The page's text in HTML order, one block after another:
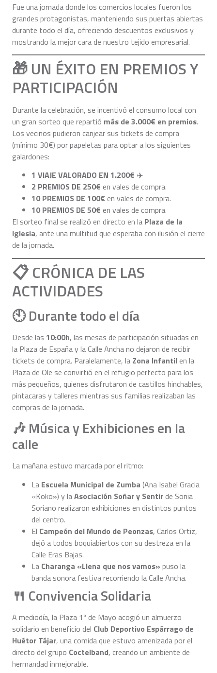
Fue una jornada donde los comercios locales fueron los
grandes protagonistas, manteniendo sus puertas abiertas
durante todo el día, ofreciendo descuentos exclusivos y
mostrando la mejor cara de nuestro tejido empresarial.
🎁 UN ÉXITO EN PREMIOS Y
PARTICIPACIÓN
Durante la celebración, se incentivó el consumo local con
un gran sorteo que repartió más de 3.000€ en premios.
Los vecinos pudieron canjear sus tickets de compra
(mínimo 30€) por papeletas para optar a los siguientes
galardones:
1 VIAJE VALORADO EN 1.200€ ✈️
2 PREMIOS DE 250€ en vales de compra.
10 PREMIOS DE 100€ en vales de compra.
10 PREMIOS DE 50€ en vales de compra.
El sorteo final se realizó en directo en la Plaza de la
Iglesia, ante una multitud que esperaba con ilusión el cierre
de la jornada.
📋 CRÓNICA DE LAS
ACTIVIDADES
🕙 Durante todo el día
Desde las 10:00h, las mesas de participación situadas en
la Plaza de España y la Calle Ancha no dejaron de recibir
tickets de compra. Paralelamente, la Zona Infantilen la
Plaza de Ole se convirtió en el refugio perfecto para los
más pequeños, quienes disfrutaron de castillos hinchables,
pintacaras y talleres mientras sus familias realizaban las
compras de la jornada.
🎶 Música y Exhibiciones en la
calle
La mañana estuvo marcada por el ritmo:
La Escuela Municipal de Zumba (Ana Isabel Gracia
«Koko») y laAsociación Soñar y Sentirde Sonia
Soriano realizaron exhibiciones en distintos puntos
del centro.
El Campeón del Mundo de Peonzas, Carlos Ortiz,
dejó a todos boquiabiertos con su destreza en la
Calle Eras Bajas.
La Charanga «Llena que nos vamos» puso la
banda sonora festiva recorriendo la Calle Ancha.
🍴 Convivencia Solidaria
A mediodía, la Plaza 1º de Mayo acogió un almuerzo
solidario en beneficio del Club Deportivo Espárrago de
Huétor Tájar, una comida que estuvo amenizada por el
directo del grupo Coctelband, creando un ambiente de
hermandad inmejorable.